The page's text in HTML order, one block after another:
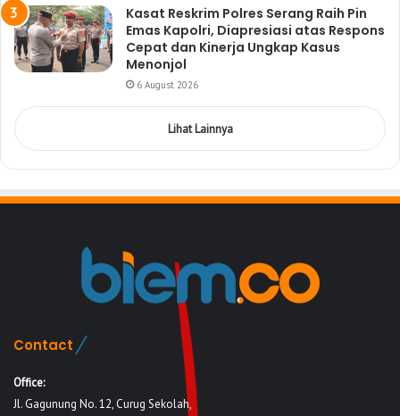
Kasat Reskrim Polres Serang Raih Pin
Emas Kapolri, Diapresiasi atas Respons
Cepat dan Kinerja Ungkap Kasus
Menonjol
6 August 2026
Lihat Lainnya
Contact
Office:
Jl. Gagunung No. 12, Curug Sekolah,